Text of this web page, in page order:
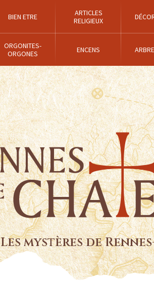
BIEN ETRE
ARTICLES
RELIGIEUX
ORGONITES-
ORGONES
ENCENS
Les mystères de